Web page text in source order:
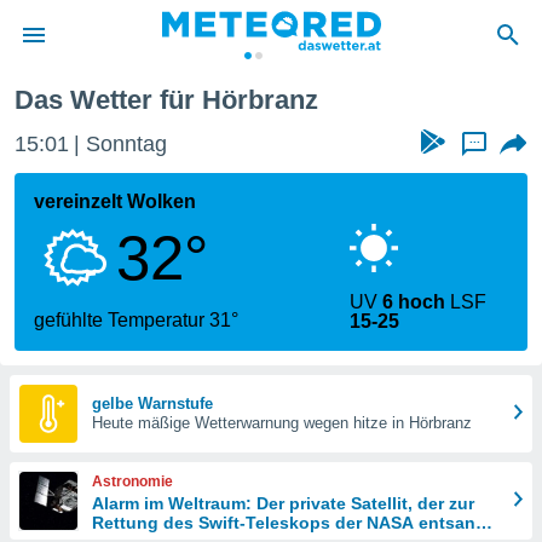
wurde
dass
sind.
diese
Das Wetter für Hörbranz
15:01 Sonntag ...
vereinzelt Wolken
32°
gefühlte Temperatur 31°
UV6 hoch LSF
15-25
gelbe Warnstufe
Heute mäßige Wetterwarnung wegen hitze in Hörbranz
Astronomie
Alarm im Weltraum: Der private Satellit, der zur
Rettung des Swift-Teleskops der NASA entsandt